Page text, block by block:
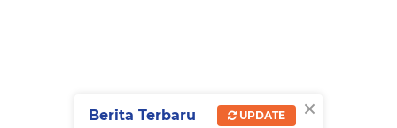
×
Berita Terbaru UPDATE